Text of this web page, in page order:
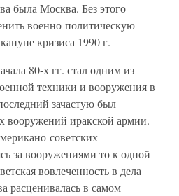
была Москва. Без этого
военно-политическую
кризиса 1990 г.
80-х гг. стал одним из
техники и вооружения в
зачастую был
вооружений иракской армии.
советских
за вооружениями то к одной
вовлеченность в дела
расценивалась в самом